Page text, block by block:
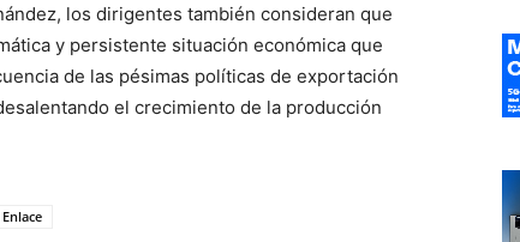
los dirigentes también consideran que
y persistente situación económica que
de las pésimas políticas de exportación
el crecimiento de la producción